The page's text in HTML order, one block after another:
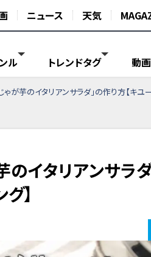
ニュース 天気
ル トレンドタグ 動
ゃが芋のイタリアンサラダ」の作り方【キユ
のイタリアンサラ
】